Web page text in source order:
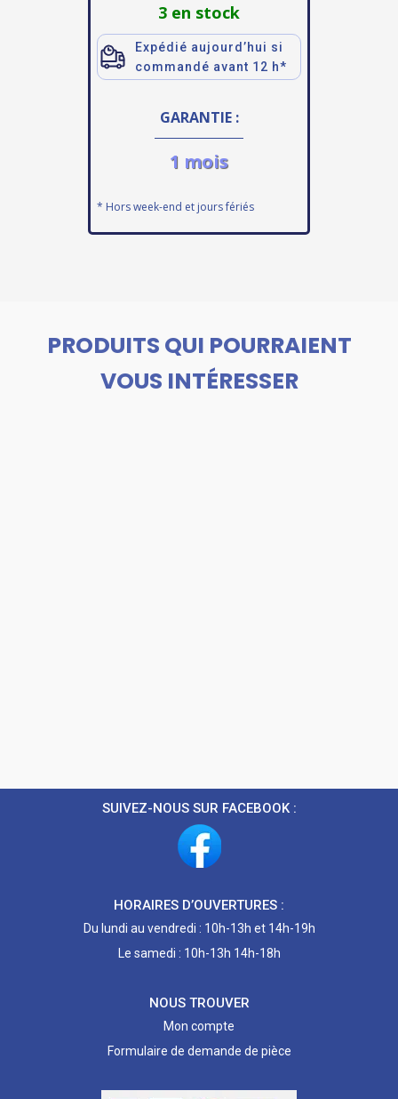
3 en stock
Expédié aujourd’hui si
commandé avant 12 h*
GARANTIE :
1 mois
* Hors week-end et jours fériés
PRODUITS QUI POURRAIENT
VOUS INTÉRESSER
SUIVEZ-NOUS SUR FACEBOOK :
HORAIRES D’OUVERTURES :
Du lundi au vendredi : 10h-13h et 14h-19h
Le samedi : 10h-13h 14h-18h
NOUS TROUVER
Mon compte
Formulaire de demande de pièce